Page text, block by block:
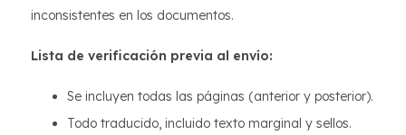
inconsistentes en los documentos.
Lista de verificación previa al envío:
Se incluyen todas las páginas (anterior y posterior).
Todo traducido, incluido texto marginal y sellos.